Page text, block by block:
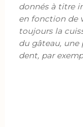
donnés à titre
en fonction de
toujours la
du gâteau, une
dent, par